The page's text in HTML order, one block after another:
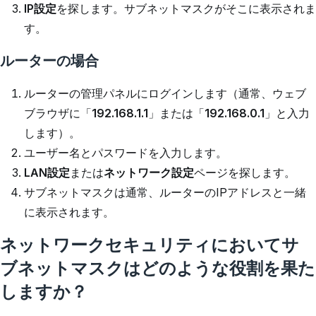
IP設定を探します。サブネットマスクがそこに表示されま
す。
ルーターの場合
ルーターの管理パネルにログインします（通常、ウェブ
ブラウザに「192.168.1.1 」または「192.168.0.1 」と入力
します）。
ユーザー名とパスワードを入力します。
LAN設定 またはネットワーク設定ページを探します。
サブネットマスクは通常、ルーターのIPアドレスと一緒
に表示されます。
ネットワークセキュリティにおいてサ
ブネットマスクはどのような役割を果た
しますか？